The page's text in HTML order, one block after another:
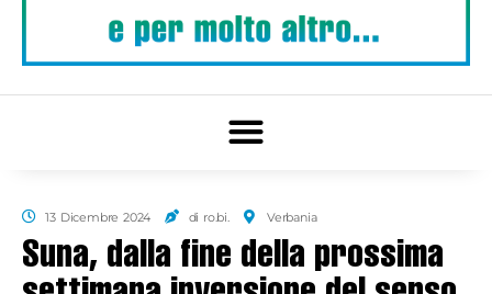
13 Dicembre 2024 di ro.bi. Verbania
Suna, dalla fine della prossima